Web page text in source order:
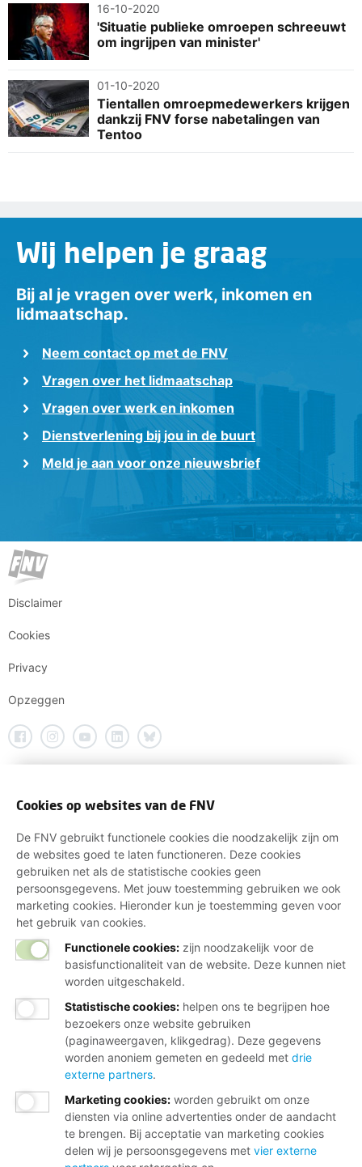
16-10-2020
'Situatie publieke omroepen schreeuwt
om ingrijpen van minister'
01-10-2020
Tientallen omroepmedewerkers krijgen
dankzij FNV forse nabetalingen van
Tentoo
Wij helpen je graag
Bij al je vragen over werk, inkomen en
lidmaatschap.
Neem contact op met de FNV
Vragen over het lidmaatschap
Vragen over werk en inkomen
Dienstverlening bij jou in de buurt
Meld je aan voor onze nieuwsbrief
Disclaimer
Cookies
Privacy
Opzeggen
Cookies op websites van de FNV
De FNV gebruikt functionele cookies die noodzakelijk zijn om
de websites goed te laten functioneren. Deze cookies
gebruiken net als de statistische cookies geen
persoonsgegevens. Met jouw toestemming gebruiken we ook
marketing cookies. Hieronder kun je toestemming geven voor
het gebruik van cookies.
Functionele cookies: zijn noodzakelijk voor de
basisfunctionaliteit van de website. Deze kunnen niet
worden uitgeschakeld.
Statistische cookies: helpen ons te begrijpen hoe
bezoekers onze website gebruiken
(paginaweergaven, klikgedrag). Deze gegevens
worden anoniem gemeten en gedeeld met drie
externe partners.
Marketing cookies: worden gebruikt om onze
diensten via online advertenties onder de aandacht
te brengen. Bij acceptatie van marketing cookies
delen wij je persoonsgegevens met vier externe